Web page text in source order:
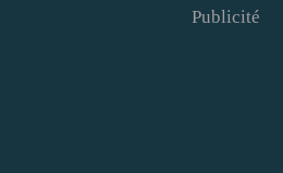
Publicité